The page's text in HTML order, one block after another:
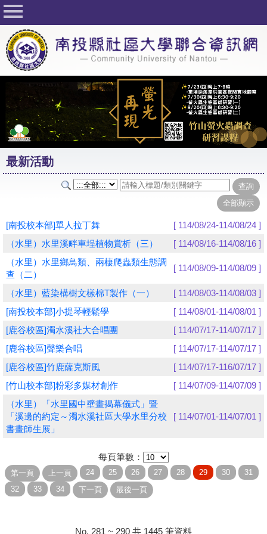
回首頁
關於社大
公佈欄
行事曆
最新活動
活動花絮
課程一覽表
志工與社團
友站連結
網路選課
學員專區
教師專區
評委專區
校務行政
最新活動
[南投校本部]單人拉丁舞
[ 114/08/24-114/08/24 ]
（水里）水里溪畔車埕植物賞析（三）
[ 114/08/16-114/08/16 ]
（水里）水里鄉鳥類、兩棲爬蟲類生態調
查（二）
[ 114/08/09-114/08/09 ]
（水里）藍染構樹文樣棉T製作（一）
[ 114/08/03-114/08/03 ]
[南投校本部]小提琴輕鬆學
[ 114/08/01-114/08/01 ]
[鹿谷校區]濁水溪社大合唱團
[ 114/07/17-114/07/17 ]
[鹿谷校區]聲樂合唱
[ 114/07/17-114/07/17 ]
[鹿谷校區]竹鹿薩克斯風
[ 114/07/17-116/07/17 ]
[竹山校本部]粉彩多媒材創作
[ 114/07/09-114/07/09 ]
（水里）「水里國中壁畫揭幕儀式」暨
「溪邊的約定～濁水溪社區大學水里分校
書畫師生展」
[ 114/07/01-114/07/01 ]
每頁筆數：
No. 281 ~ 290 共 1445 筆資料